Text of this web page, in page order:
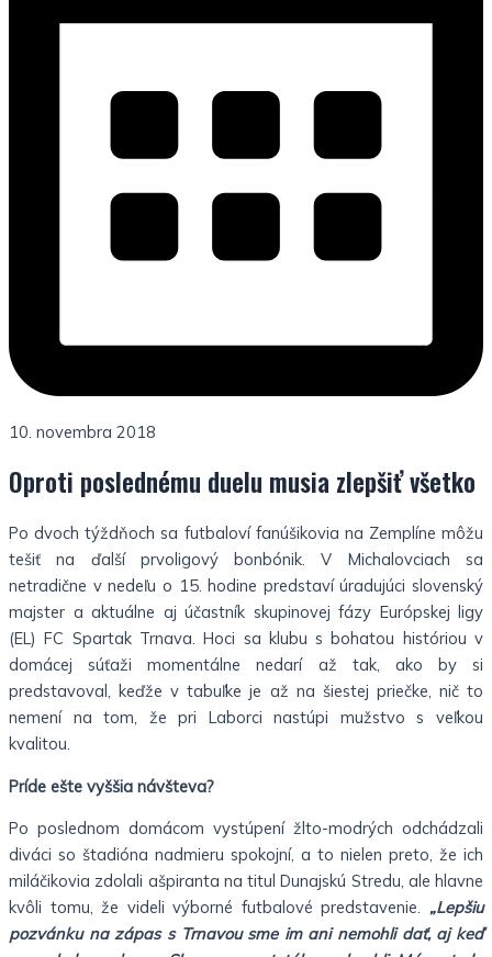
10. novembra 2018
Oproti poslednému duelu musia zlepšiť všetko
Po dvoch týždňoch sa futbaloví fanúšikovia na Zemplíne môžu
tešiť na ďalší prvoligový bonbónik. V Michalovciach sa
netradične v nedeľu o 15. hodine predstaví úradujúci slovenský
majster a aktuálne aj účastník skupinovej fázy Európskej ligy
(EL) FC Spartak Trnava. Hoci sa klubu s bohatou históriou v
domácej súťaži momentálne nedarí až tak, ako by si
predstavoval, keďže v tabuľke je až na šiestej priečke, nič to
nemení na tom, že pri Laborci nastúpi mužstvo s veľkou
kvalitou.
Príde ešte vyššia návšteva?
Po poslednom domácom vystúpení žlto-modrých odchádzali
diváci so štadióna nadmieru spokojní, a to nielen preto, že ich
miláčikovia zdolali ašpiranta na titul Dunajskú Stredu, ale hlavne
kvôli tomu, že videli výborné futbalové predstavenie. „Lepšiu
pozvánku na zápas s Trnavou sme im ani nemohli dať, aj keď